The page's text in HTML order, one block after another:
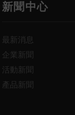
新聞中心
最新消息
企業新聞
活動新聞
產品新聞